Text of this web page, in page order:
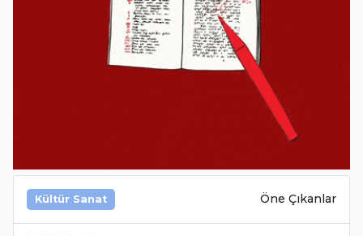
Kültür Sanat Öne Çıkanlar